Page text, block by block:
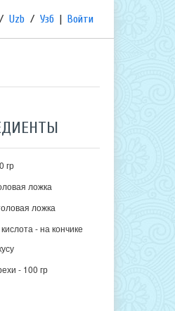
/ Uzb / Узб | Войти
гр
ложка
ложка
- на кончике
- 100 гр